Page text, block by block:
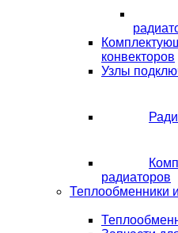
конвекторов
Узлы
радиаторов
Теплообменники